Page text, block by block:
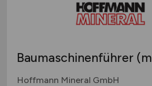
Baumaschinenführer
Hoffmann Mineral GmbH